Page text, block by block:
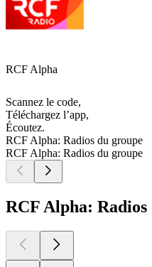
RCF Alpha
Scannez le code,
Téléchargez l’app,
Écoutez.
RCF Alpha: Radios du groupe
RCF Alpha: Radios du groupe
RCF Alpha: Radios